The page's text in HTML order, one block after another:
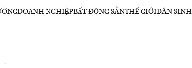
DOANH NGHIỆPBẤT ĐỘNG SẢNTHẾ GIỚIDÂN SINH